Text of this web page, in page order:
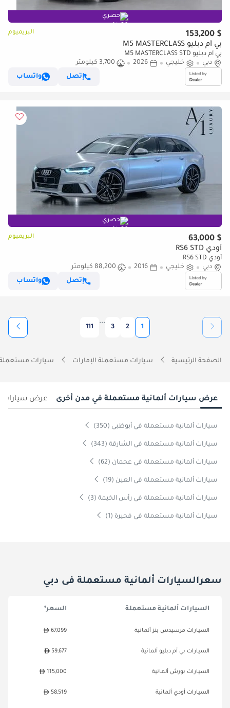
حصري
$ 153,200 البريميوم
بي أم دبليو M5 MASTERCLASS
بي أم دبليو M5 MASTERCLASS STD
دبي
خليجي 2026
3,700 كيلومتر
إتصل
واتساب
حصري
$ 63,000 البريميوم
أودي RS6 STD
أودي RS6 STD
دبي
خليجي 2016
88,200 كيلومتر
إتصل
واتساب
1
2
3
...
111
الصفحة الرئيسية سيارات مستعملة الإمارات سيارات
عرض سيارات ألمانية مستعملة في مدن أخرى عرض سيارات
سيارات ألمانية مستعملة في أبوظبي (350)
سيارات ألمانية مستعملة في الشارقة (343)
سيارات ألمانية مستعملة في عجمان (62)
سيارات ألمانية مستعملة في العين (19)
سيارات ألمانية مستعملة في رأس الخيمة (3)
سيارات ألمانية مستعملة في فجيرة (1)
سعرالسيارات ألمانية مستعملة فى دبي
السيارات ألمانية مستعملة السعر*
السيارات مرسيدس بنز ألمانية 67,099
السيارات بي أم دبليو ألمانية 59,677
السيارات بورش ألمانية 115,000
السيارات أودي ألمانية 58,519